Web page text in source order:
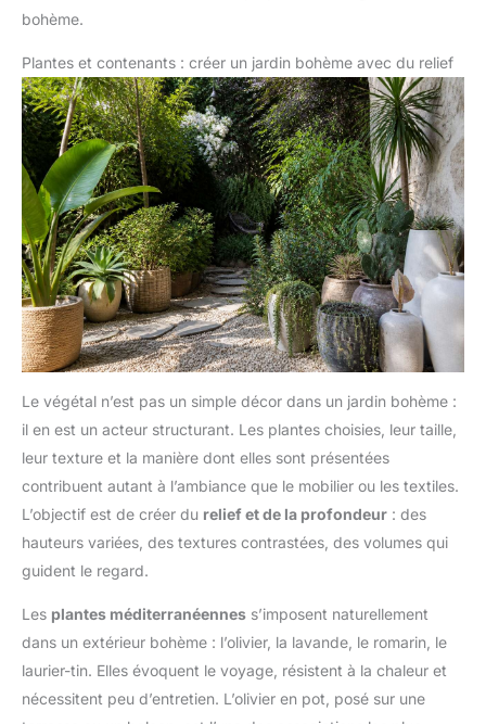
bohème.
Plantes et contenants : créer un jardin bohème avec du relief
Le végétal n’est pas un simple décor dans un jardin bohème :
il en est un acteur structurant. Les plantes choisies, leur taille,
leur texture et la manière dont elles sont présentées
contribuent autant à l’ambiance que le mobilier ou les textiles.
L’objectif est de créer du relief et de la profondeur : des
hauteurs variées, des textures contrastées, des volumes qui
guident le regard.
Les plantes méditerranéennes s’imposent naturellement
dans un extérieur bohème : l’olivier, la lavande, le romarin, le
laurier-tin. Elles évoquent le voyage, résistent à la chaleur et
nécessitent peu d’entretien. L’olivier en pot, posé sur une